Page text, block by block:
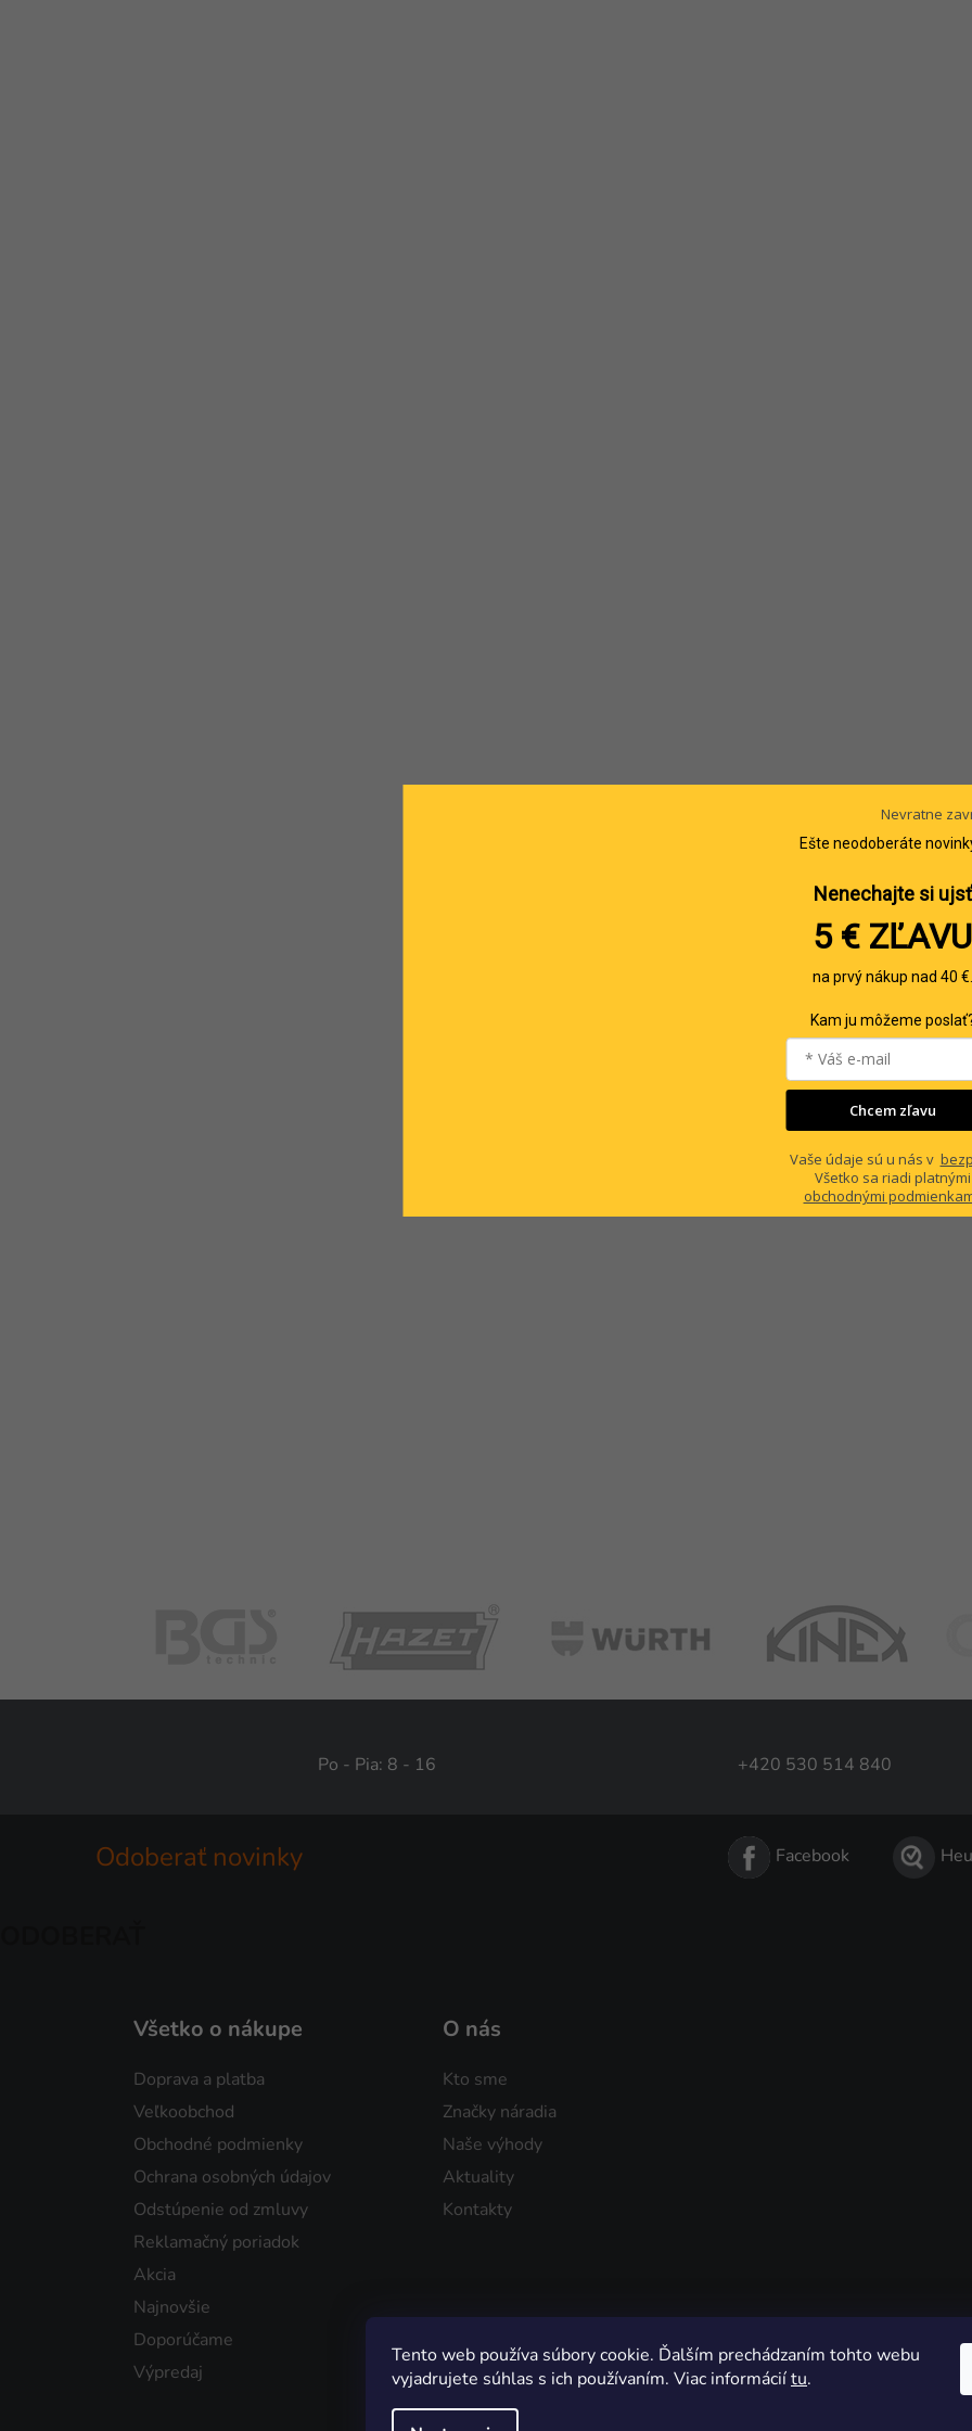
Tento web používa súbory cookie. Ďalším prechádzaním tohto webu
vyjadrujete súhlas s ich používaním. Viac informáciítu.
Po - Pia: 8 - 16 +420 530 514 840
Odoberať novinky Facebook
Všetko o nákupe
Doprava a platba
Veľkoobchod
Obchodné podmienky
Ochrana osobných údajov
Odstúpenie od zmluvy
Reklamačný poriadok
Akcia
Najnovšie
Doporúčame
Výpredaj
O nás
Kto sme
Značky náradia
Naše výhody
Aktuality
Kontakty
Nevratne
Ešte neodoberáte
Nenechajte si ujsť
5 € ZĽAVU
na prvý nákup nad 40 €.
Kam ju môžeme
Chcem zľavu
Vaše údaje sú u nás v
Všetko sa riadi platnými
obchodnými